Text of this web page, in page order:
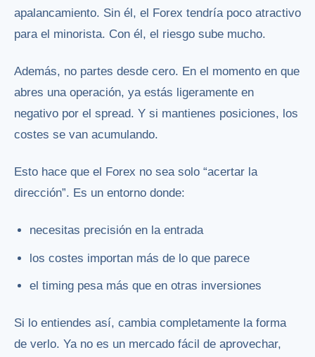
apalancamiento. Sin él, el Forex tendría poco atractivo
para el minorista. Con él, el riesgo sube mucho.
Además, no partes desde cero. En el momento en que
abres una operación, ya estás ligeramente en
negativo por el spread. Y si mantienes posiciones, los
costes se van acumulando.
Esto hace que el Forex no sea solo “acertar la
dirección”. Es un entorno donde:
necesitas precisión en la entrada
los costes importan más de lo que parece
el timing pesa más que en otras inversiones
Si lo entiendes así, cambia completamente la forma
de verlo. Ya no es un mercado fácil de aprovechar,